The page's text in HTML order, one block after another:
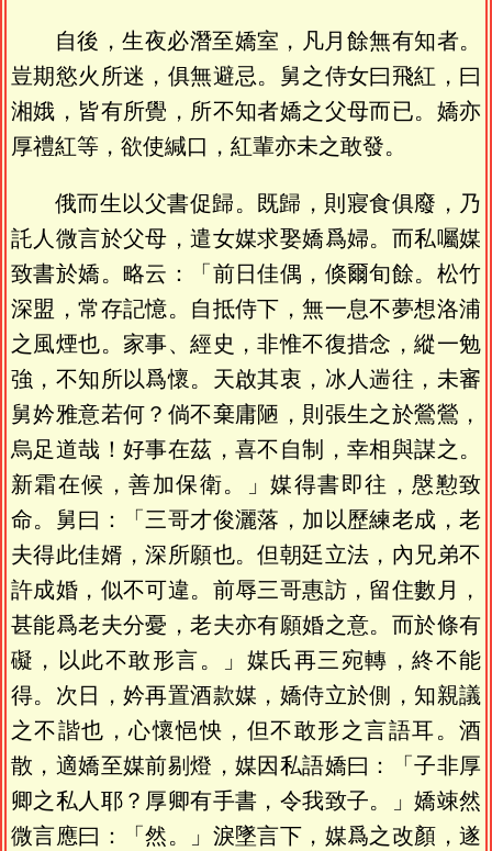
自後，生夜必潛至嬌室，凡月餘無有知者。
豈期慾火所迷，俱無避忌。舅之侍女曰飛紅，曰
湘娥，皆有所覺，所不知者嬌之父母而已。嬌亦
厚禮紅等，欲使緘口，紅輩亦未之敢發。
俄而生以父書促歸。既歸，則寢食俱廢，乃
託人微言於父母，遣女媒求娶嬌爲婦。而私囑媒
致書於嬌。略云：「前日佳偶，倏爾旬餘。松竹
深盟，常存記憶。自抵侍下，無一息不夢想洛浦
之風煙也。家事、經史，非惟不復措念，縱一勉
強，不知所以爲懷。天啟其衷，冰人遄往，未審
舅妗雅意若何？倘不棄庸陋，則張生之於鶯鶯，
烏足道哉！好事在茲，喜不自制，幸相與謀之。
新霜在候，善加保衛。」媒得書即往，慇懃致
命。舅曰：「三哥才俊灑落，加以歷練老成，老
夫得此佳婿，深所願也。但朝廷立法，內兄弟不
許成婚，似不可違。前辱三哥惠訪，留住數月，
甚能爲老夫分憂，老夫亦有願婚之意。而於條有
礙，以此不敢形言。」媒氏再三宛轉，終不能
得。次日，妗再置酒款媒，嬌侍立於側，知親議
之不諧也，心懷悒怏，但不敢形之言語耳。酒
散，適嬌至媒前剔燈，媒因私語嬌曰：「子非厚
卿之私人耶？厚卿有手書，令我致子。」嬌竦然
微言應曰：「然。」淚墜言下，媒爲之改顏，遂